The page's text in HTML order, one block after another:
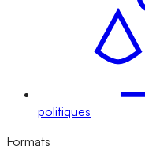
politiques
Formats